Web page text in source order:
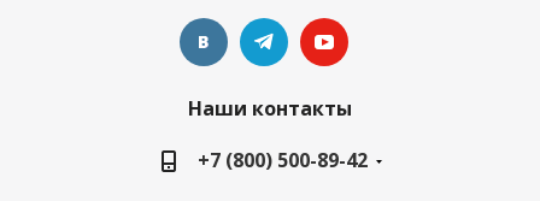
Наши контакты
+7 (800) 500-89-42